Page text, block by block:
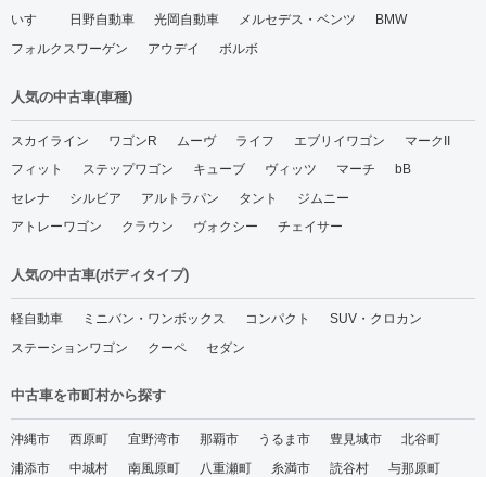
いすゞ
日野自動車 光岡自動車 メルセデス・ベンツ
BMW
フォルクスワーゲン
アウデイ ボルボ
人気の中古車(車種)
スカイライン ワゴンR ムーヴ ライフ エブリイワゴン
マークII
フィット
ステップワゴン キューブ ヴィッツ マーチ
bB
セレナ
シルビア アルトラパン タント
ジムニー
アトレーワゴン
クラウン ヴォクシー チェイサー
人気の中古車(ボディタイプ)
軽自動車 ミニバン・ワンボックス コンパクト
SUV・クロカン
ステーションワゴン
クーペ セダン
中古車を市町村から探す
沖縄市 西原町 宜野湾市 那覇市 うるま市 豊見城市
北谷町
浦添市
中城村 南風原町 八重瀬町 糸満市 読谷村
与那原町